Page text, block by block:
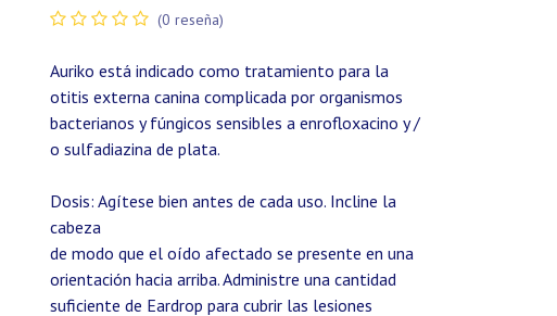
(0 reseña)
Auriko está indicado como tratamiento para la
otitis externa canina complicada por organismos
bacterianos y fúngicos sensibles a enrofloxacino y /
o sulfadiazina de plata.
Dosis: Agítese bien antes de cada uso. Incline la
cabeza
de modo que el oído afectado se presente en una
orientación hacia arriba. Administre una cantidad
suficiente de Eardrop para cubrir las lesiones